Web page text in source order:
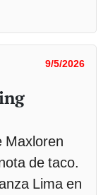
9/5/2026
Maxloren
de taco.
Lima en